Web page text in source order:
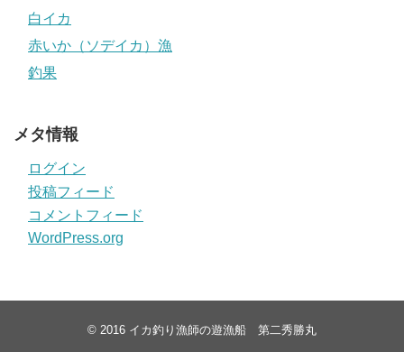
白イカ
赤いか（ソデイカ）漁
釣果
メタ情報
ログイン
投稿フィード
コメントフィード
WordPress.org
© 2016 イカ釣り漁師の遊漁船 第二秀勝丸